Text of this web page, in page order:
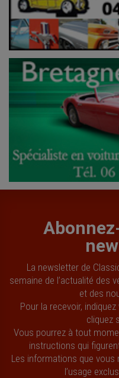
La newsletter de
semaine de l’actualité des
et des
Pour la recevoir,
cliquez
Vous pourrez à tout
instructions qui
Les informations que
l’usage